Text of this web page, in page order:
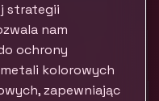
strategii
nam
ochrony
kolorowych
zapewniając